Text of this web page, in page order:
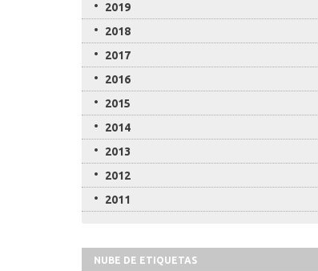
2019
2018
2017
2016
2015
2014
2013
2012
2011
NUBE DE ETIQUETAS